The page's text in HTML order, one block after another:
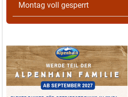
Montag voll gesperrt